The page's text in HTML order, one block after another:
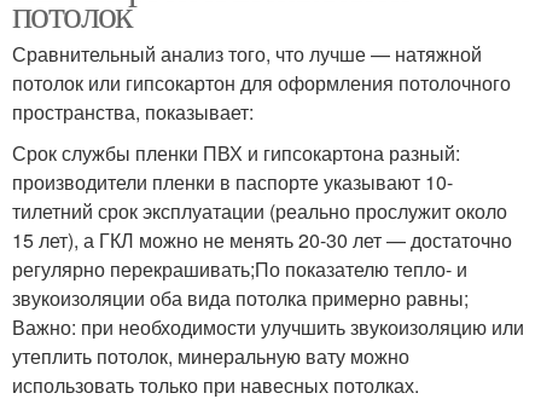
потолок
Сравнительный анализ того, что лучше — натяжной
потолок или гипсокартон для оформления потолочного
пространства, показывает:
Срок службы пленки ПВХ и гипсокартона разный:
производители пленки в паспорте указывают 10-
тилетний срок эксплуатации (реально прослужит около
15 лет), а ГКЛ можно не менять 20-30 лет — достаточно
регулярно перекрашивать;По показателю тепло- и
звукоизоляции оба вида потолка примерно равны;
Важно: при необходимости улучшить звукоизоляцию или
утеплить потолок, минеральную вату можно
использовать только при навесных потолках.